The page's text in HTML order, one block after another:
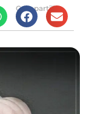
Compartilhe